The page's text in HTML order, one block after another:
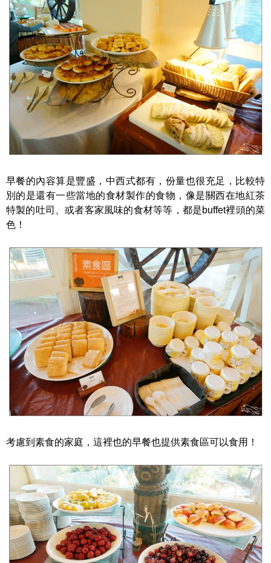
早餐的內容算是豐盛，中西式都有，份量也很充足，比較特
別的是還有一些當地的食材製作的食物，像是關西在地紅茶
特製的吐司、或者客家風味的食材等等，都是buffet裡頭的菜
色！
考慮到素食的家庭，這裡也的早餐也提供素食區可以食用！